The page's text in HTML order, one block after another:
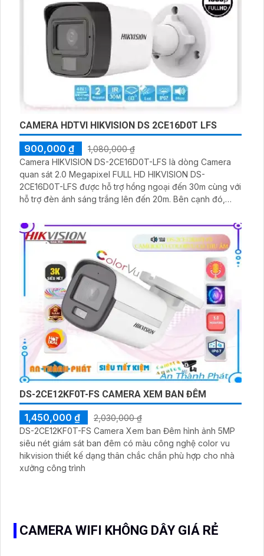
CAMERA HDTVI HIKVISION DS 2CE16D0T LFS
900,000 ₫
1,080,000 ₫
Camera HIKVISION DS-2CE16D0T-LFS là dòng Camera
quan sát 2.0 Megapixel FULL HD HIKVISION DS-
2CE16D0T-LFS được hỗ trợ hồng ngoại đến 30m cùng với
hỗ trợ đèn ánh sáng trắng lên đến 20m. Bên cạnh đó,
có màu có thể giúp cho bạn quan sát được những đối
tượng từ xa kể cả vào ban đêm.
DS-2CE12KF0T-FS CAMERA XEM BAN ĐÊM
1,450,000 ₫
2,030,000 ₫
DS-2CE12KF0T-FS Camera Xem ban Đêm hình ảnh 5MP
siêu nét giám sát ban đêm có màu công nghệ color vu
hikvision thiết kế dạng thân chắc chắn phù hợp cho nhà
xưởng công trình
CAMERA WIFI KHÔNG DÂY GIÁ RẺ